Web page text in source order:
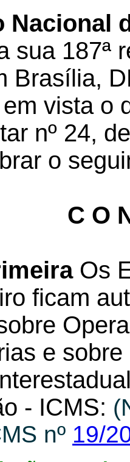
Nacional
sua 187ª
Brasília,
vista o
nº 24,
o
C O
Os
ficam
e
- ICMS:
nº 19/